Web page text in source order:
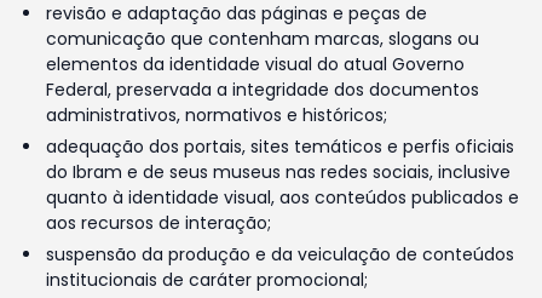
revisão e adaptação das páginas e peças de
comunicação que contenham marcas, slogans ou
elementos da identidade visual do atual Governo
Federal, preservada a integridade dos documentos
administrativos, normativos e históricos;
adequação dos portais, sites temáticos e perfis oficiais
do Ibram e de seus museus nas redes sociais, inclusive
quanto à identidade visual, aos conteúdos publicados e
aos recursos de interação;
suspensão da produção e da veiculação de conteúdos
institucionais de caráter promocional;